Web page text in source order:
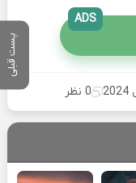
پست قبلی
ADS
0 نظر